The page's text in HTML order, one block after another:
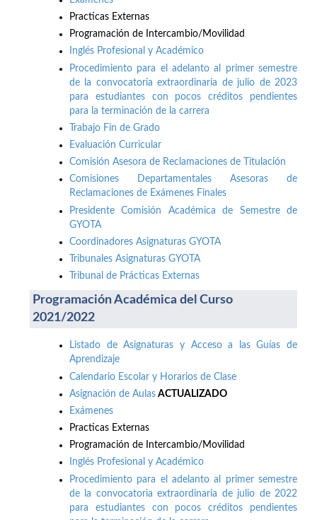
Practicas Externas
Programación de Intercambio/Movilidad
Inglés Profesional y Académico
Procedimiento para el adelanto al primer semestre
de la convocatoria extraordinaria de julio de 2023
para estudiantes con pocos créditos pendientes
para la terminación de la carrera
Trabajo Fin de Grado
Evaluación Curricular
Comisión Asesora de Reclamaciones de Titulación
Comisiones Departamentales Asesoras de
Reclamaciones de Exámenes Finales
Presidente Comisión Académica de Semestre de
GYOTA
Coordinadores Asignaturas GYOTA
Tribunales Asignaturas GYOTA
Tribunal de Prácticas Externas
Programación Académica del Curso
2021/2022
Listado de Asignaturas y Acceso a las Guías de
Aprendizaje
Calendario Escolar y Horarios de Clase
Asignación de Aulas ACTUALIZADO
Exámenes
Practicas Externas
Programación de Intercambio/Movilidad
Inglés Profesional y Académico
Procedimiento para el adelanto al primer semestre
de la convocatoria extraordinaria de julio de 2022
para estudiantes con pocos créditos pendientes